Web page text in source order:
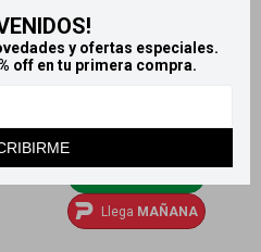
y ofertas especiales.
off en tu primera compra.
Llega MAÑANA